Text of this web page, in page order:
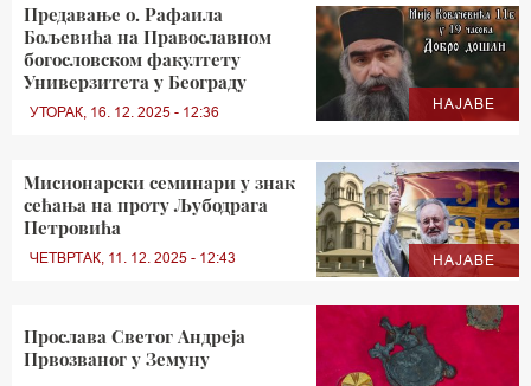
НАЈАВЕ
Предавање о. Рафаила
Бољевића на Православном
богословском факултету
Универзитета у Београду
УТОРАК, 16. 12. 2025 - 12:36
НАЈАВЕ
Мисионарски семинари у знак
сећања на проту Љубодрага
Петровића
ЧЕТВРТАК, 11. 12. 2025 - 12:43
Прослава Светог Андреја
Првозваног у Земуну